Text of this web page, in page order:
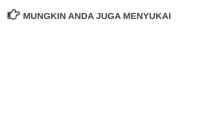
MUNGKIN ANDA JUGA MENYUKAI